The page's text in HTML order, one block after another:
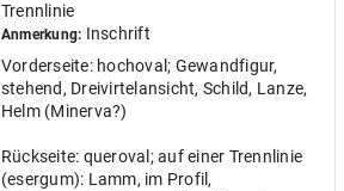
Trennlinie
Anmerkung: Inschrift
Vorderseite: hochoval; Gewandfigur,
stehend, Dreivirtelansicht, Schild, Lanze,
Helm (Minerva?)
Rückseite: queroval; auf einer Trennlinie
(esergum): Lamm, im Profil,